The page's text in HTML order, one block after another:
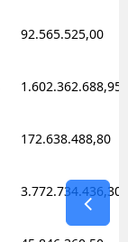
92.565.525,00
1.602.362.688,95
172.638.488,80
3.772.734.436,30